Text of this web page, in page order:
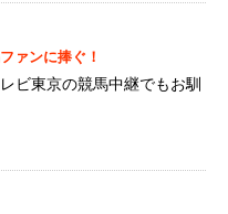
ァンに捧ぐ！
ビ東京の競馬中継でもお馴